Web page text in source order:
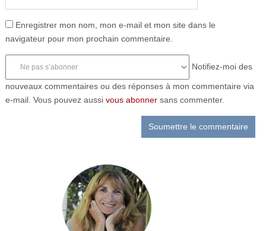
Enregistrer mon nom, mon e-mail et mon site dans le
navigateur pour mon prochain commentaire.
Notifiez-moi des
nouveaux commentaires ou des réponses à mon commentaire via
e-mail. Vous pouvez aussi vous abonnersans commenter.